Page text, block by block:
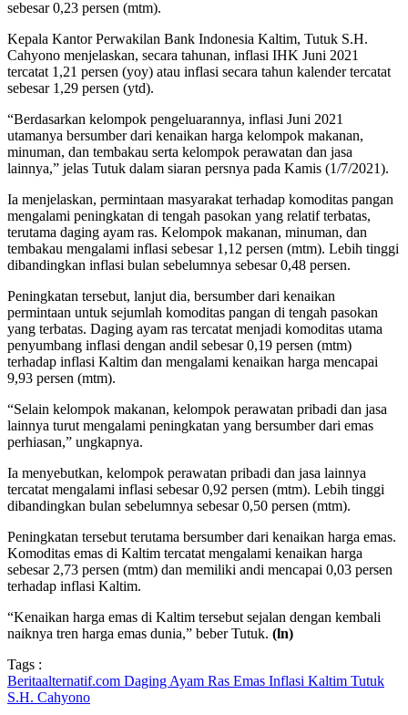
sebesar 0,23 persen (mtm).
Kepala Kantor Perwakilan Bank Indonesia Kaltim, Tutuk S.H.
Cahyono menjelaskan, secara tahunan, inflasi IHK Juni 2021
tercatat 1,21 persen (yoy) atau inflasi secara tahun kalender tercatat
sebesar 1,29 persen (ytd).
“Berdasarkan kelompok pengeluarannya, inflasi Juni 2021
utamanya bersumber dari kenaikan harga kelompok makanan,
minuman, dan tembakau serta kelompok perawatan dan jasa
lainnya,” jelas Tutuk dalam siaran persnya pada Kamis (1/7/2021).
Ia menjelaskan, permintaan masyarakat terhadap komoditas pangan
mengalami peningkatan di tengah pasokan yang relatif terbatas,
terutama daging ayam ras. Kelompok makanan, minuman, dan
tembakau mengalami inflasi sebesar 1,12 persen (mtm). Lebih tinggi
dibandingkan inflasi bulan sebelumnya sebesar 0,48 persen.
Peningkatan tersebut, lanjut dia, bersumber dari kenaikan
permintaan untuk sejumlah komoditas pangan di tengah pasokan
yang terbatas. Daging ayam ras tercatat menjadi komoditas utama
penyumbang inflasi dengan andil sebesar 0,19 persen (mtm)
terhadap inflasi Kaltim dan mengalami kenaikan harga mencapai
9,93 persen (mtm).
“Selain kelompok makanan, kelompok perawatan pribadi dan jasa
lainnya turut mengalami peningkatan yang bersumber dari emas
perhiasan,” ungkapnya.
Ia menyebutkan, kelompok perawatan pribadi dan jasa lainnya
tercatat mengalami inflasi sebesar 0,92 persen (mtm). Lebih tinggi
dibandingkan bulan sebelumnya sebesar 0,50 persen (mtm).
Peningkatan tersebut terutama bersumber dari kenaikan harga emas.
Komoditas emas di Kaltim tercatat mengalami kenaikan harga
sebesar 2,73 persen (mtm) dan memiliki andi mencapai 0,03 persen
terhadap inflasi Kaltim.
“Kenaikan harga emas di Kaltim tersebut sejalan dengan kembali
naiknya tren harga emas dunia,” beber Tutuk. (ln)
Tags :
Beritaalternatif.com Daging Ayam Ras Emas Inflasi Kaltim Tutuk
S.H. Cahyono